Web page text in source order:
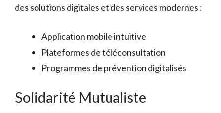
des solutions digitales et des services modernes :
Application mobile intuitive
Plateformes de téléconsultation
Programmes de prévention digitalisés
Solidarité Mutualiste